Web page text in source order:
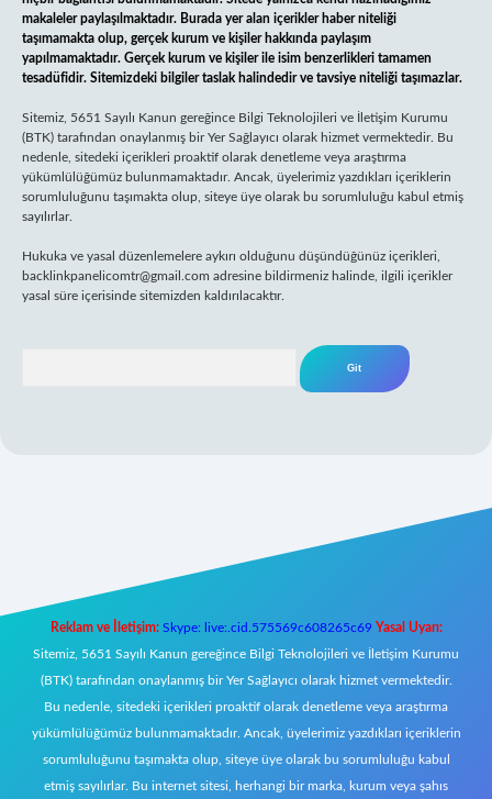
makaleler paylaşılmaktadır. Burada yer alan içerikler haber niteliği
taşımamakta olup, gerçek kurum ve kişiler hakkında paylaşım
yapılmamaktadır. Gerçek kurum ve kişiler ile isim benzerlikleri tamamen
tesadüfidir. Sitemizdeki bilgiler taslak halindedir ve tavsiye niteliği taşımazlar.
Sitemiz, 5651 Sayılı Kanun gereğince Bilgi Teknolojileri ve İletişim Kurumu
(BTK) tarafından onaylanmış bir Yer Sağlayıcı olarak hizmet vermektedir. Bu
nedenle, sitedeki içerikleri proaktif olarak denetleme veya araştırma
yükümlülüğümüz bulunmamaktadır. Ancak, üyelerimiz yazdıkları içeriklerin
sorumluluğunu taşımakta olup, siteye üye olarak bu sorumluluğu kabul etmiş
sayılırlar.
Hukuka ve yasal düzenlemelere aykırı olduğunu düşündüğünüz içerikleri,
backlinkpanelicomtr@gmail.com adresine bildirmeniz halinde, ilgili içerikler
yasal süre içerisinde sitemizden kaldırılacaktır.
Reklam ve İletişim: Skype: live:.cid.575569c608265c69 Yasal Uyarı:
Sitemiz, 5651 Sayılı Kanun gereğince Bilgi Teknolojileri ve İletişim Kurumu
(BTK) tarafından onaylanmış bir Yer Sağlayıcı olarak hizmet vermektedir.
Bu nedenle, sitedeki içerikleri proaktif olarak denetleme veya araştırma
yükümlülüğümüz bulunmamaktadır. Ancak, üyelerimiz yazdıkları içeriklerin
sorumluluğunu taşımakta olup, siteye üye olarak bu sorumluluğu kabul
etmiş sayılırlar. Bu internet sitesi, herhangi bir marka, kurum veya şahıs